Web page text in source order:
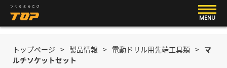
MENU
トップページ > 製品情報 > 電動ドリル用先端工具類 > マ
ルチソケットセット